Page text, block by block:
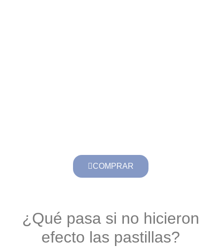
COMPRAR
¿Qué pasa si no hicieron
efecto las pastillas?